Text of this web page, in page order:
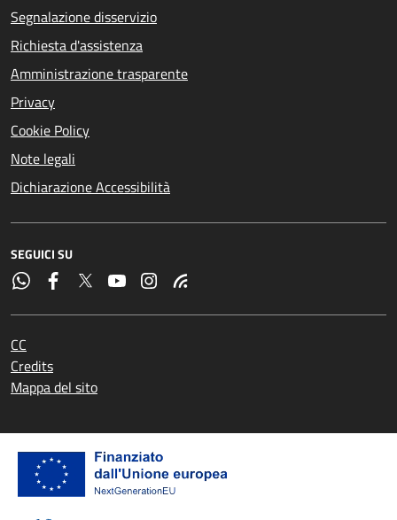
Segnalazione disservizio
Richiesta d'assistenza
Amministrazione trasparente
Privacy
Cookie Policy
Note legali
Dichiarazione Accessibilità
SEGUICI SU
CC
Credits
Mappa del sito